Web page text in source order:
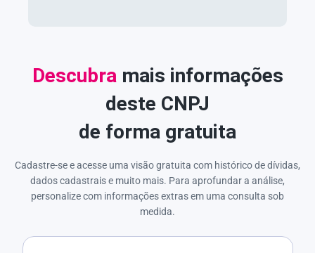
Descubra mais informações
deste CNPJ
de forma gratuita
Cadastre-se e acesse uma visão gratuita com histórico de dívidas,
dados cadastrais e muito mais. Para aprofundar a análise,
personalize com informações extras em uma consulta sob
medida.